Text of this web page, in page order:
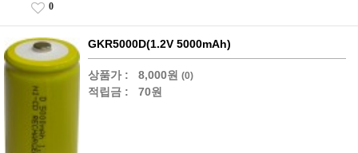
0
GKR5000D(1.2V 5000mAh)
상품가 : 8,000원 (0)
적립금 : 70원